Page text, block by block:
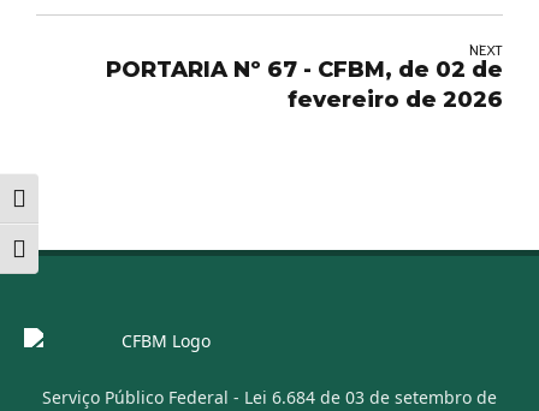
Alternar alto contraste
Alternar tamanho da fonte
NEXT
PORTARIA Nº 67 - CFBM, de 02 de
fevereiro de 2026
Serviço Público Federal - Lei 6.684 de 03 de setembro de